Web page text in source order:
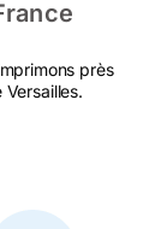
près
Versailles.